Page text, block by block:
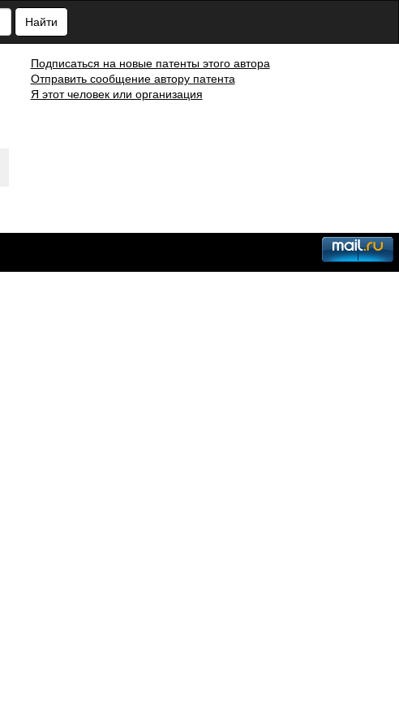
Найти
Подписаться на новые патенты этого автора
Отправить сообщение автору патента
Я этот человек или организация